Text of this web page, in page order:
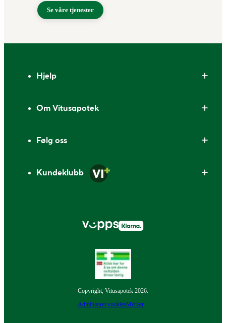
Se våre tjenester
Hjelp
Om Vitusapotek
Følg oss
Kundeklubb
Copyright, Vitusapotek 2026.
Administrer cookiesMerker